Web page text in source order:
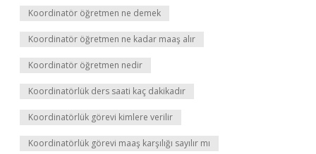
Koordinatör öğretmen ne demek
Koordinatör öğretmen ne kadar maaş alır
Koordinatör öğretmen nedir
Koordinatörlük ders saati kaç dakikadır
Koordinatörlük görevi kimlere verilir
Koordinatörlük görevi maaş karşılığı sayılır mı